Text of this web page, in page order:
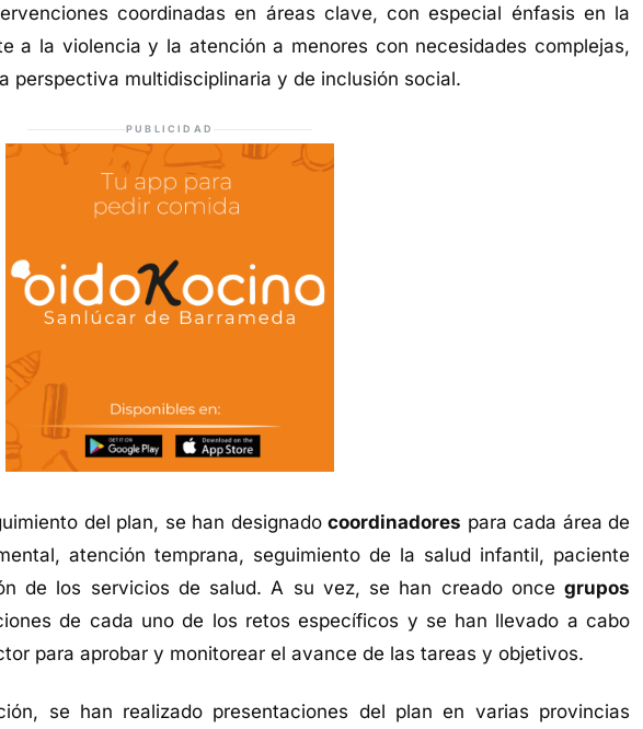
coordinadas en áreas clave, con especial énfasis en la
a la violencia y la atención a menores con necesidades complejas,
perspectiva multidisciplinaria y de inclusión social.
PUBLICIDAD
del plan, se han designadocoordinadores para cada área de
atención temprana, seguimiento de la salud infantil, paciente
de los servicios de salud. A su vez, se han creado once grupos
de cada uno de los retos específicos y se han llevado a cabo
para aprobar y monitorear el avance de las tareas y objetivos.
se han realizado presentaciones del plan en varias provincias